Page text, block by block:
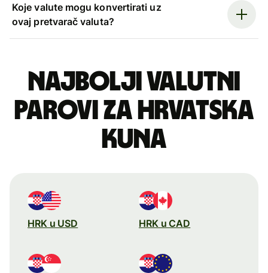
Koje valute mogu konvertirati uz
ovaj pretvarač valuta?
Najbolji valutni
parovi za hrvatska
kuna
HRK u USD HRK u CAD